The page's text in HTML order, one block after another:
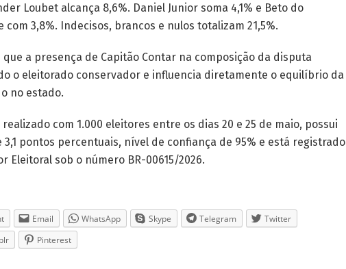
Loubet alcança 8,6%. Daniel Junior soma 4,1% e Beto do
com 3,8%. Indecisos, brancos e nulos totalizam 21,5%.
a presença de Capitão Contar na composição da disputa
o eleitorado conservador e influencia diretamente o equilíbrio da
no estado.
com 1.000 eleitores entre os dias 20 e 25 de maio, possui
pontos percentuais, nível de confiança de 95% e está registrado
Eleitoral sob o número BR-00615/2026.
Email WhatsApp Skype Telegram
Twitter
Pinterest